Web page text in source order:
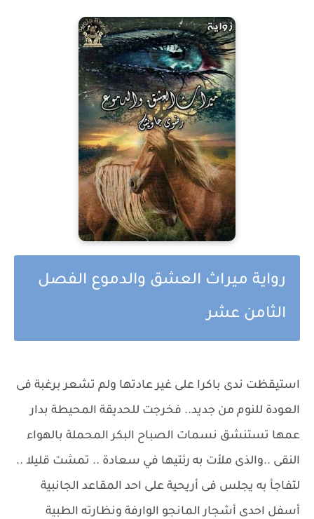
رواية ميراث العشق والدموع الفصل
الثامن عشر
استيقظت ندى باكرا على غير عادتها ولم تشعر برغبة فى
العودة للنوم من جديد.. فخرجت للحديقة المحيطة بدار
عمها تستنشق نسمات الصباح البكر المحملة بالهواء
النقى ..والذى ملأت به رئتيها في سعادة .. تمشت قليلا ..
لتفاجأ به يجلس فى أريحية على احد المقاعد الجانبية
أسفل احدى أشجار المانجو الوارفة ونظارته الطبية